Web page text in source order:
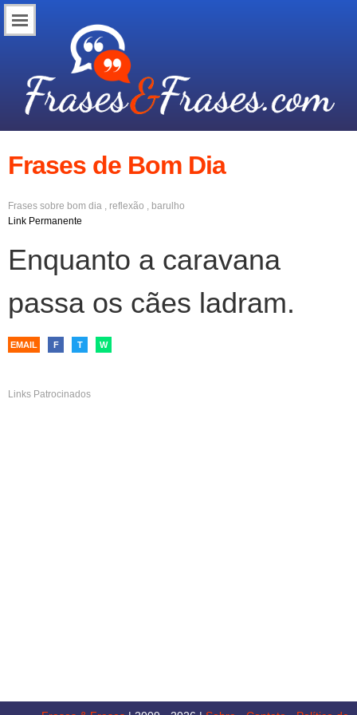
Frases de Bom Dia
Frases sobre bom dia , reflexão , barulho
Link Permanente
Enquanto a caravana
passa os cães ladram.
EMAIL F T W
Links Patrocinados